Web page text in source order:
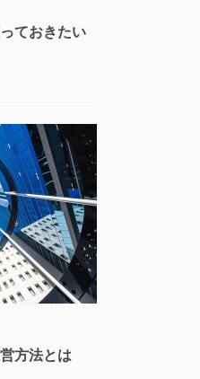
ておきたい
方法とは